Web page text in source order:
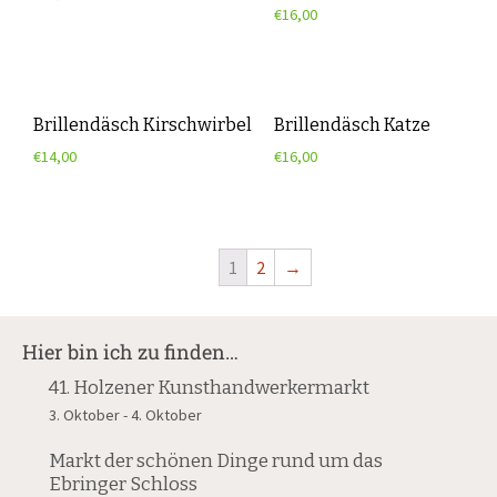
€16,00
Brillendäsch Kirschwirbel
€14,00
Brillendäsch Katze
€16,00
1 2 →
Hier bin ich zu finden…
41. Holzener Kunsthandwerkermarkt
3. Oktober-4. Oktober
Markt der schönen Dinge rund um das
Ebringer Schloss